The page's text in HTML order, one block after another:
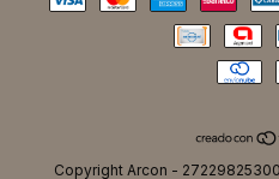
Copyright Arcon -